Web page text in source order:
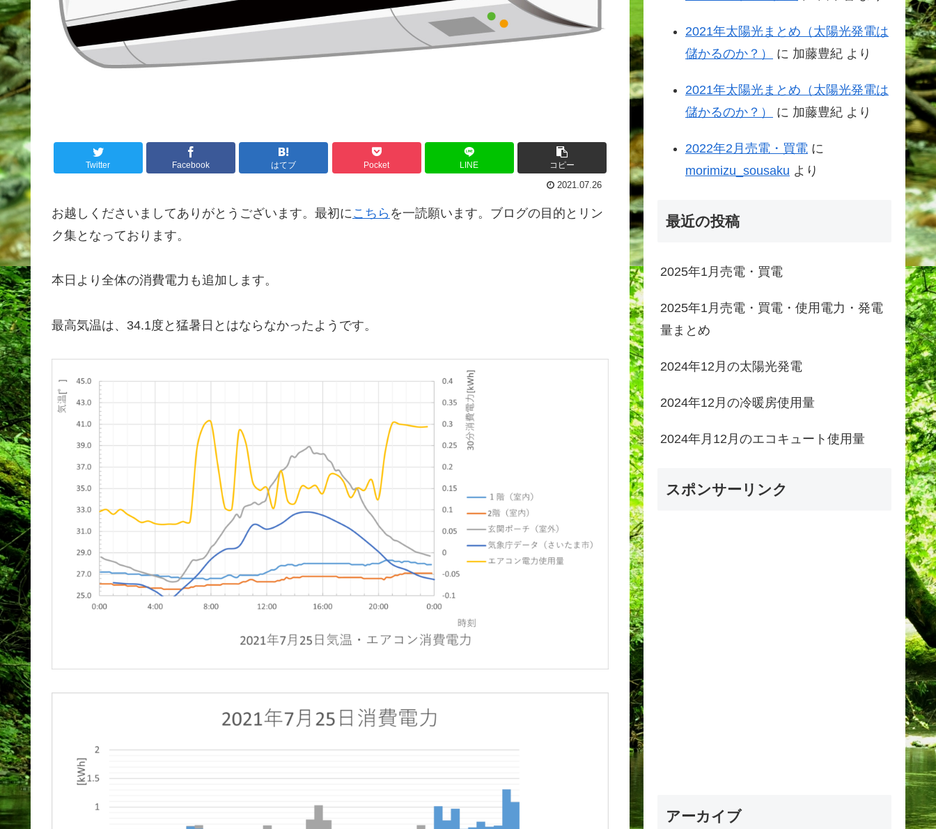
Twitter Facebook はてブ Pocket LINE コピー
2021.07.26
お越しくださいましてありがとうございます。最初に こちら を一読願います。ブログの目的とリン
ク集となっております。
本日より全体の消費電力も追加します。
最高気温は、34.1度と猛暑日とはならなかったようです。
2021年太陽光まとめ（太陽光発電は
儲かるのか？）
に 加藤豊紀 より
2021年太陽光まとめ（太陽光発電は
儲かるのか？）
に 加藤豊紀 より
2022年2月売電・買電 に
morimizu_sousaku より
最近の投稿
2025年1月売電・買電
2025年1月売電・買電・使用電力・発電
量まとめ
2024年12月の太陽光発電
2024年12月の冷暖房使用量
2024年月12月のエコキュート使用量
スポンサーリンク
アーカイブ